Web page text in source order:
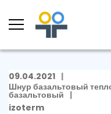
09.04.2021
Шнур базальтовый
базальтовый
izoterm